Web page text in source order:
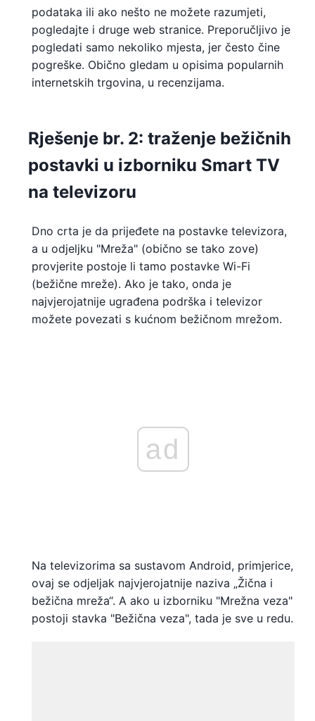
podataka ili ako nešto ne možete razumjeti,
pogledajte i druge web stranice. Preporučljivo je
pogledati samo nekoliko mjesta, jer često čine
pogreške. Obično gledam u opisima popularnih
internetskih trgovina, u recenzijama.
Rješenje br. 2: traženje bežičnih
postavki u izborniku Smart TV
na televizoru
Dno crta je da prijeđete na postavke televizora,
a u odjeljku "Mreža" (obično se tako zove)
provjerite postoje li tamo postavke Wi-Fi
(bežične mreže). Ako je tako, onda je
najvjerojatnije ugrađena podrška i televizor
možete povezati s kućnom bežičnom mrežom.
ad
Na televizorima sa sustavom Android, primjerice,
ovaj se odjeljak najvjerojatnije naziva „Žična i
bežična mreža“. A ako u izborniku "Mrežna veza"
postoji stavka "Bežična veza", tada je sve u redu.